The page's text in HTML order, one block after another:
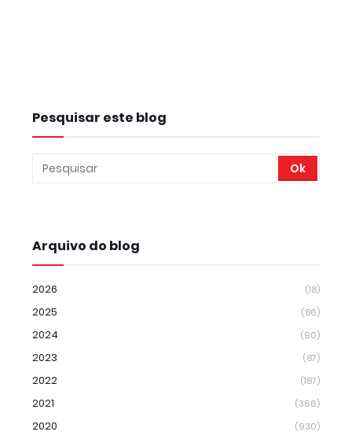
Pesquisar este blog
Arquivo do blog
2026 (18)
2025 (86)
2024 (90)
2023 (87)
2022 (187)
2021 (366)
2020 (930)